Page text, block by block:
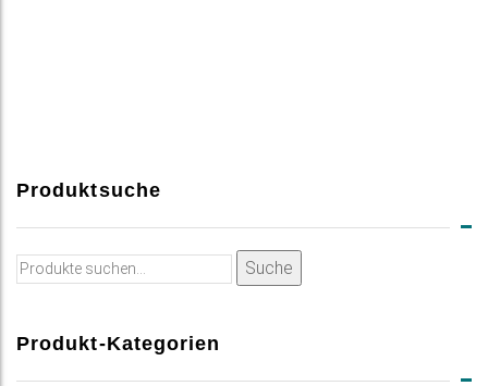
Produktsuche
Suche
Suche
Produkt-Kategorien